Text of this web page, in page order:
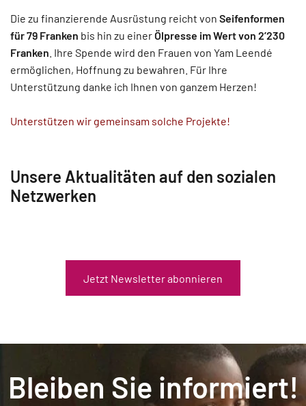
Die zu finanzierende Ausrüstung reicht von Seifenformen
für 79 Franken bis hin zu einerÖlpresse im Wert von 2’230
Franken . Ihre Spende wird den Frauen von Yam Leendé
ermöglichen, Hoffnung zu bewahren. Für Ihre
Unterstützung danke ich Ihnen von ganzem Herzen!
Unterstützen wir gemeinsam solche Projekte!
Unsere Aktualitäten auf den sozialen
Netzwerken
Jetzt Newsletter abonnieren
Bleiben Sie informiert!